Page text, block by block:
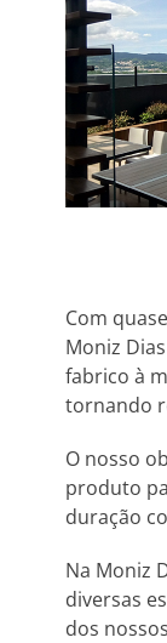
Com
Moniz
fabrico à
tornando
O nosso
produto
duração
Na Moniz
diversas
dos